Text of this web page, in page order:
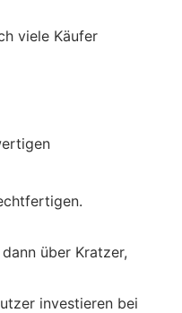
viele Käufer
über Kratzer,
investieren bei